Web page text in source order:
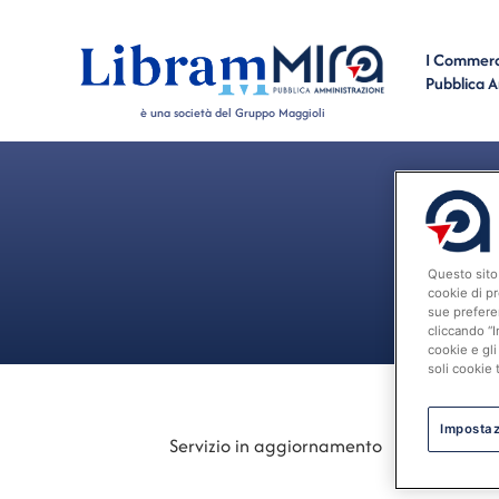
è una società del Gruppo Maggioli
I
Pubblica
Servizio in aggiornamento
Questo
cookie di
sue
cliccando
cookie e gli
soli cookie